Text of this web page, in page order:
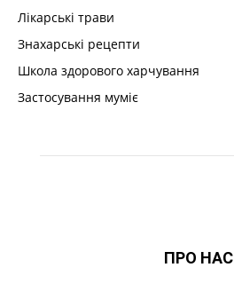
Лікарські трави
Знахарські рецепти
Школа здорового харчування
Застосування муміє
ПРО НАС